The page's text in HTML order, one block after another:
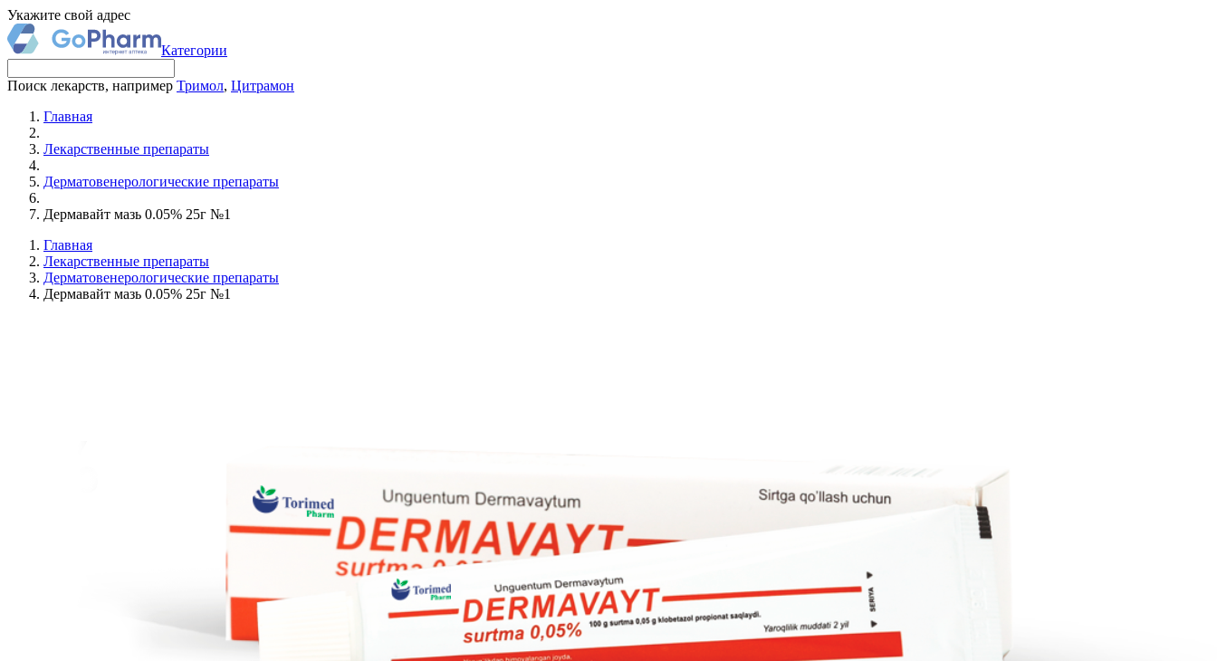
Укажите свой адрес
Категории
Поиск лекарств, например Тримол, Цитрамон
Главная
Лекарственные препараты
Дерматовенерологические препараты
Дермавайт мазь 0.05% 25г №1
Главная
Лекарственные препараты
Дерматовенерологические препараты
Дермавайт мазь 0.05% 25г №1